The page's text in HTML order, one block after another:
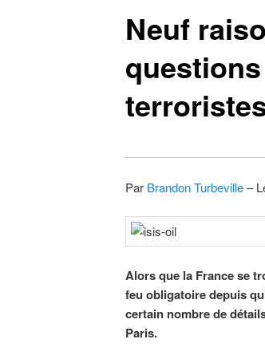
Neuf
Par Brandon Turbeville–
Alors que la France se
feu obligatoire depuis
certain nombre de
Paris.